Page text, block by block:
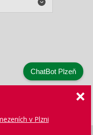
v Plzni
ChatBot Plzeň